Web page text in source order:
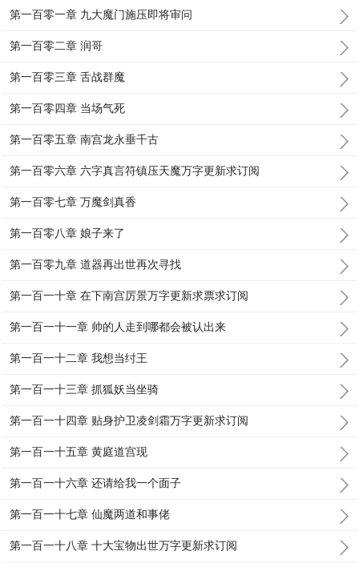
第一百零一章 九大魔门施压即将审问
第一百零二章 润哥
第一百零三章 舌战群魔
第一百零四章 当场气死
第一百零五章 南宫龙永垂千古
第一百零六章 六字真言符镇压天魔万字更新求订阅
第一百零七章 万魔剑真香
第一百零八章 娘子来了
第一百零九章 道器再出世再次寻找
第一百一十章 在下南宫厉景万字更新求票求订阅
第一百一十一章 帅的人走到哪都会被认出来
第一百一十二章 我想当纣王
第一百一十三章 抓狐妖当坐骑
第一百一十四章 贴身护卫凌剑霜万字更新求订阅
第一百一十五章 黄庭道宫现
第一百一十六章 还请给我一个面子
第一百一十七章 仙魔两道和事佬
第一百一十八章 十大宝物出世万字更新求订阅